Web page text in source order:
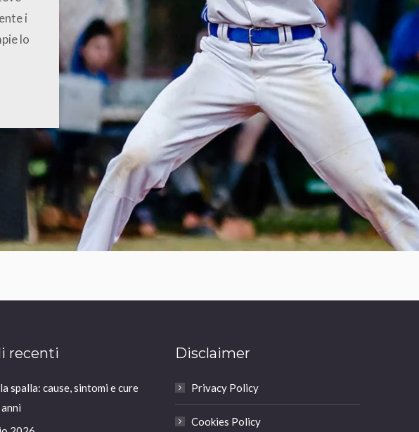
i
lo
recenti
spalla: cause, sintomi e cure
Disclaimer
Privacy Policy
Cookies Policy